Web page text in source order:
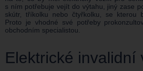
s ním potřebuje vejít do výtahu, jiný zase
skútr, tříkolku nebo čtyřkolku, se kterou
Proto je vhodné své potřeby
obchodním specialistou.
Elektrické invalidní